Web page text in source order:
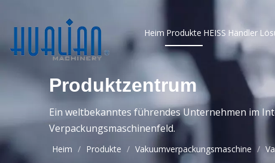
Heim Produkte HEISS Händler
Produktzentrum
Ein weltbekanntes führendes Unternehmen im
Verpackungsmaschinenfeld.
Heim / Produkte / Vakuumverpackungsmaschine /